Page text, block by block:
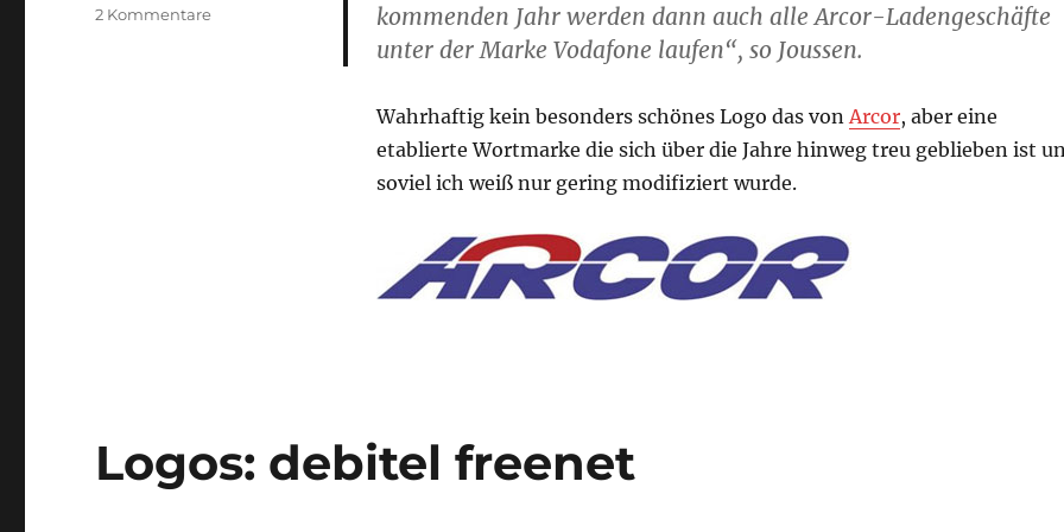
kommenden Jahr werden dann auch alle Arcor-Ladengeschäfte
unter der Marke Vodafone laufen“, so Joussen.
Wahrhaftig kein besonders schönes Logo das vonArcor, aber eine
etablierte Wortmarke die sich über die Jahre hinweg treu geblieben ist
soviel ich weiß nur gering modifiziert wurde.
2 Kommentarezu
Logos: debitel freenet